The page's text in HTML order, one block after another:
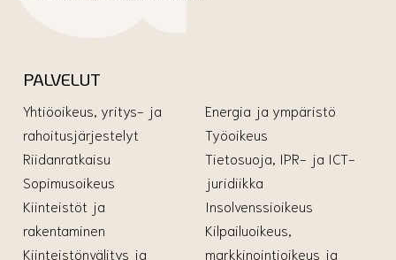
PALVELUT
Yhtiöoikeus, yritys- ja
rahoitusjärjestelyt
Riidanratkaisu
Sopimusoikeus
Kiinteistöt ja
rakentaminen
Kiinteistönvälitys ja
Energia ja ympäristö
Työoikeus
Tietosuoja, IPR- ja ICT-
juridiikka
Insolvenssioikeus
Kilpailuoikeus,
markkinointioikeus ja